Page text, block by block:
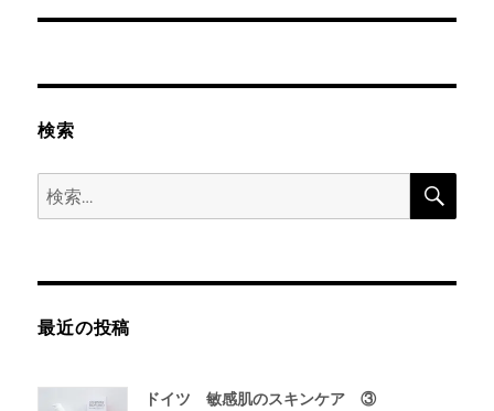
ビ
ョ
検索
検
索:
検
最近の投稿
ドイツ 敏感肌のスキンケア ③